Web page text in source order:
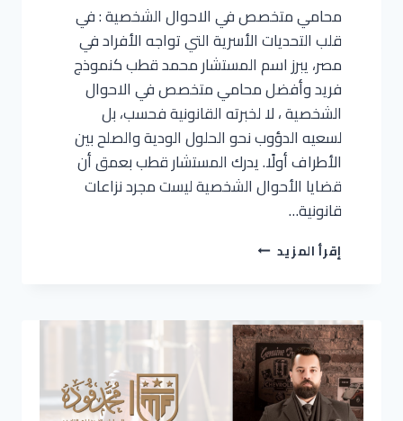
محامي متخصص في الاحوال الشخصية : في
قلب التحديات الأسرية التي تواجه الأفراد في
مصر، يبرز اسم المستشار محمد قطب كنموذج
فريد وأفضل محامي متخصص في الاحوال
الشخصية ، لا لخبرته القانونية فحسب، بل
لسعيه الدؤوب نحو الحلول الودية والصلح بين
الأطراف أولًا. يدرك المستشار قطب بعمق أن
قضايا الأحوال الشخصية ليست مجرد نزاعات
قانونية…
إقرأ المزيد